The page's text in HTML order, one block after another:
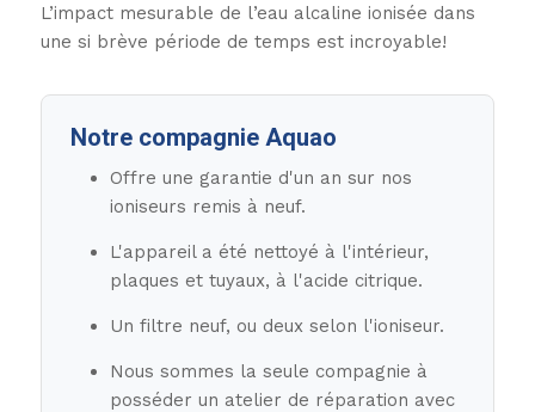
L’impact mesurable de l’eau alcaline ionisée dans
une si brève période de temps est incroyable!
Notre compagnie Aquao
Offre une garantie d'un an sur nos
ioniseurs remis à neuf.
L'appareil a été nettoyé à l'intérieur,
plaques et tuyaux, à l'acide citrique.
Un filtre neuf, ou deux selon l'ioniseur.
Nous sommes la seule compagnie à
posséder un atelier de réparation avec